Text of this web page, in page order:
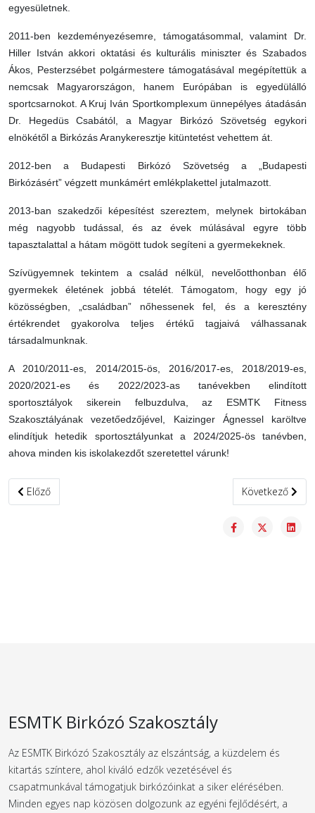
egyesületnek.
2011-ben kezdeményezésemre, támogatásommal, valamint Dr.
Hiller István akkori oktatási és kulturális miniszter és Szabados
Ákos, Pesterzsébet polgármestere támogatásával megépítettük a
nemcsak Magyarországon, hanem Európában is egyedülálló
sportcsarnokot. A Kruj Iván Sportkomplexum ünnepélyes átadásán
Dr. Hegedüs Csabától, a Magyar Birkózó Szövetség egykori
elnökétől a Birkózás Aranykeresztje kitüntetést vehettem át.
2012-ben a Budapesti Birkózó Szövetség a „Budapesti
Birkózásért” végzett munkámért emlékplakettel jutalmazott.
2013-ban szakedzői képesítést szereztem, melynek birtokában
még nagyobb tudással, és az évek múlásával egyre több
tapasztalattal a hátam mögött tudok segíteni a gyermekeknek.
Szívügyemnek tekintem a család nélkül, nevelőotthonban élő
gyermekek életének jobbá tételét. Támogatom, hogy egy jó
közösségben, „családban” nőhessenek fel, és a keresztény
értékrendet gyakorolva teljes értékű tagjaivá válhassanak
társadalmunknak.
A 2010/2011-es, 2014/2015-ös, 2016/2017-es, 2018/2019-es,
2020/2021-es és 2022/2023-as tanévekben elindított
sportosztályok sikerein felbuzdulva, az ESMTK Fitness
Szakosztályának vezetőedzőjével, Kaizinger Ágnessel karöltve
elindítjuk hetedik sportosztályunkat a 2024/2025-ös tanévben,
ahova minden kis iskolakezdőt szeretettel várunk!
Előző cikk: Birkózó Akadémia
Előző Következő cikk:
Következő
ESMTK Birkózó Szakosztály
Az ESMTK Birkózó Szakosztály az elszántság, a küzdelem és
kitartás színtere, ahol kiváló edzők vezetésével és
csapatmunkával támogatjuk birkózóinkat a siker elérésében.
Minden egyes nap közösen dolgozunk az egyéni fejlődésért, a